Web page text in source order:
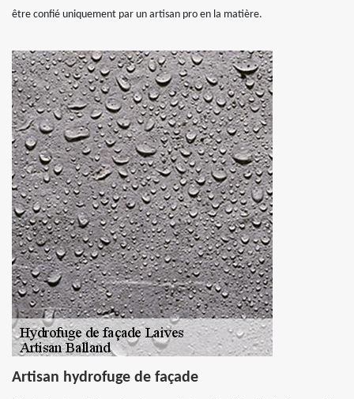
être confié uniquement par un artisan pro en la matière.
Artisan hydrofuge de façade